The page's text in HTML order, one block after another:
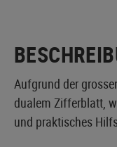
Aufgrund der
dualem Zifferblatt,
und praktisches